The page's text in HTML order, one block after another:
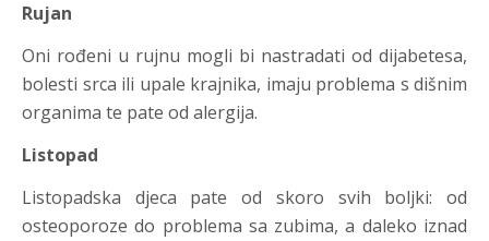
Rujan
Oni rođeni u rujnu mogli bi nastradati od dijabetesa,
bolesti srca ili upale krajnika, imaju problema s dišnim
organima te pate od alergija.
Listopad
Listopadska djeca pate od skoro svih boljki: od
osteoporoze do problema sa zubima, a daleko iznad